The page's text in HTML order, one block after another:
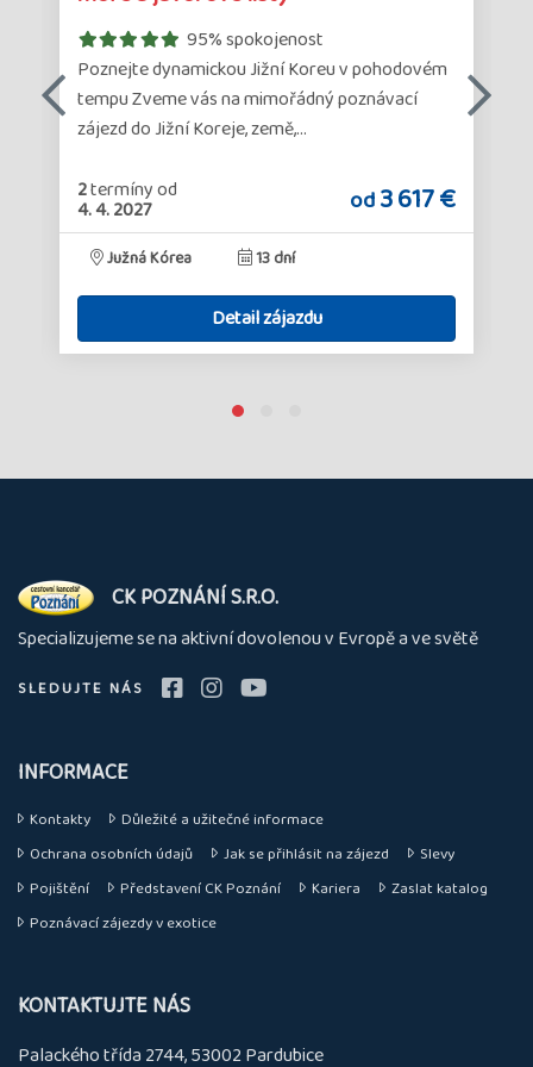
95% spokojenost
Poznejte dynamickou Jižní Koreu v pohodovém
tempu Zveme vás na mimořádný poznávací
zájezd do Jižní Koreje, země,…
2termínyod
4. 4. 2027 od3 617 €
Južná Kórea 13 dní
Detail zájazdu
O
nás
CK POZNÁNÍ S.R.O.
Specializujeme se na aktivní dovolenou v Evropě a ve světě
SLEDUJTE NÁS
INFORMACE
Kontakty
Důležité a užitečné informace
Ochrana osobních údajů
Jak se přihlásit na zájezd
Slevy
Pojištění
Představení CK Poznání Kariera
Zaslat katalog
Poznávací zájezdy v exotice
KONTAKTUJTE NÁS
Palackého třída 2744, 53002 Pardubice